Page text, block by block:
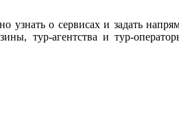
узнать о сервисах и задать
тур-агентства и тур-